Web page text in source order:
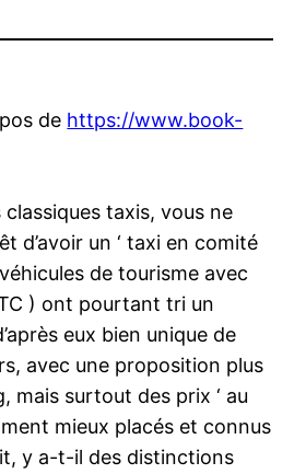
de https://www.book-
taxis, vous ne
d’avoir un ‘ taxi en comité
de tourisme avec
) ont pourtant tri un
eux bien unique de
avec une proposition plus
mais surtout des prix ‘ au
mieux placés et connus
y a-t-il des distinctions